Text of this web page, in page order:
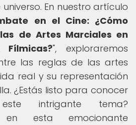
En nuestro artículo
en el Cine: ¿Cómo
de Artes Marciales en
Fílmicas?", exploraremos
las reglas de las artes
real y su representación
¿Estás listo para conocer
intrigante tema?
en esta emocionante